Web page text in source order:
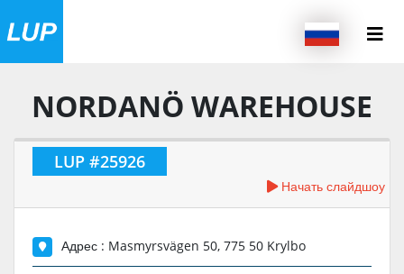
NORDANÖ WAREHOUSE
LUP #25926
Начать слайдшоу
Адрес : Masmyrsvägen 50, 775 50 Krylbo